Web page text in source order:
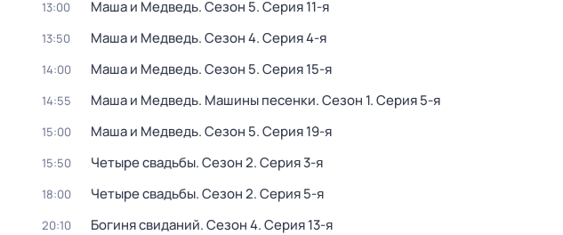
13:00 Маша и Медведь. Сезон 5. Серия 11-я
13:50 Маша и Медведь. Сезон 4. Серия 4-я
14:00 Маша и Медведь. Сезон 5. Серия 15-я
14:55 Маша и Медведь. Машины песенки. Сезон 1. Серия 5-я
15:00 Маша и Медведь. Сезон 5. Серия 19-я
15:50 Четыре свадьбы. Сезон 2. Серия 3-я
18:00 Четыре свадьбы. Сезон 2. Серия 5-я
20:10 Богиня свиданий. Сезон 4. Серия 13-я